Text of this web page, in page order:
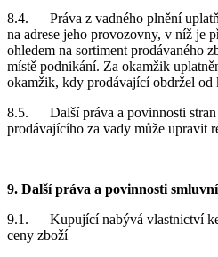
8.4. Práva z vadného plnění
na adrese jeho provozovny, v níž je
ohledem na sortiment prodávaného
místě podnikání. Za okamžik
okamžik, kdy prodávající obdržel
8.5. Další práva a povinnosti stran
prodávajícího za vady může upravit
9. Další práva a povinnosti
9.1. Kupující nabývá vlastnictví ke
ceny zboží